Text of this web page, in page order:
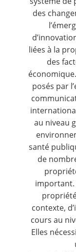
des
liées à la
des
posés par
au niveau
santé
de
important.
contexte,
cours au
Elles